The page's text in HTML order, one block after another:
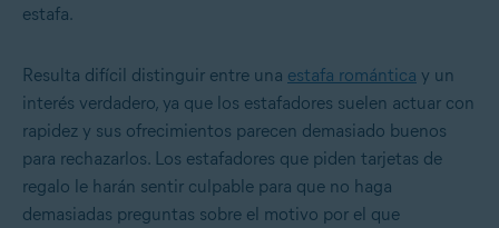
estafa.
Resulta difícil distinguir entre una estafa romántica y un
interés verdadero, ya que los estafadores suelen actuar con
rapidez y sus ofrecimientos parecen demasiado buenos
para rechazarlos. Los estafadores que piden tarjetas de
regalo le harán sentir culpable para que no haga
demasiadas preguntas sobre el motivo por el que